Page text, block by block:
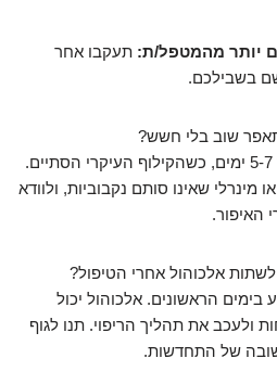
יותר מהמטפל/ת: תעקבו אחר
בשבילכם.
שוב בלי חשש?
לרוב, לאחר 5-7 ימים, כשהקילוף העיקרי הסתיים.
מינרלי שאינו סותם נקבוביות, ולוודא
האיפור.
אלכוהול אחרי הטיפול?
בימים הראשונים. אלכוהול יכול
ולעכב את תהליך הריפוי. תנו לגוף
של התחדשות.